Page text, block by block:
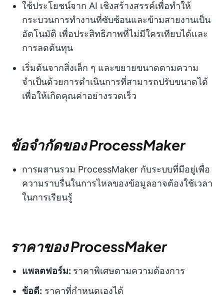
ใช้ประโยชน์จาก AI เชิงสร้างสรรค์เพื่อทำให้
กระบวนการทำงานที่ซับซ้อนและข้ามสายงานเป็น
อัตโนมัติ เพื่อประสิทธิภาพที่ไม่มีใครเทียบได้และ
การลดต้นทุน
เริ่มต้นจากสิ่งเล็ก ๆ และขยายขนาดตามความ
จำเป็นด้วยการดำเนินการที่สามารถปรับขนาดได้
เพื่อให้เกิดคุณค่าอย่างรวดเร็ว
ข้อจำกัดของ ProcessMaker
การผสานรวม ProcessMaker กับระบบที่มีอยู่เพื่อ
ความราบรื่นในการไหลของข้อมูลอาจต้องใช้เวลา
ในการเรียนรู้
ราคาของ ProcessMaker
แพลตฟอร์ม: ราคาพิเศษตามความต้องการ
ข้อดี: ราคาที่กำหนดเองได้